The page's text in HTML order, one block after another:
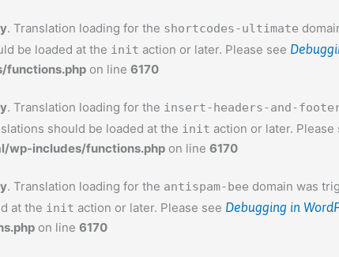
. Translation loading for the shortcodes-ultimate
be loaded at the init action or later. Please see
functions.php on line 6170
. Translation loading for the insert-headers-and-
should be loaded at the init action or later. Please
wp-includes/functions.php on line 6170
. Translation loading for the antispam-bee domain was
at the init action or later. Please see Debugging in
on line 6170